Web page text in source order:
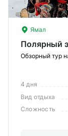
Ямал
Полярный
Обзорный тур
4 дня
Вид отдыха
Сложность